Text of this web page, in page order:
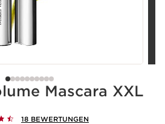
Mascara XXL
18 BEWERTUNGEN